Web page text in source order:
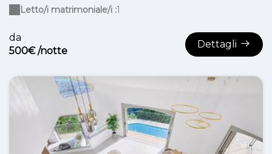
da
500€ /notte
Dettagli
Letto/i matrimoniale/i :1